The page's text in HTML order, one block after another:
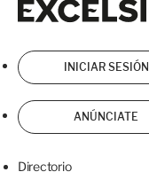
INICIAR SESIÓN
ANÚNCIATE
Directorio